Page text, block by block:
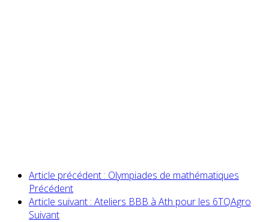
Article précédent : Olympiades de mathématiques
Précédent
Article suivant : Ateliers BBB à Ath pour les 6TQAgro
Suivant